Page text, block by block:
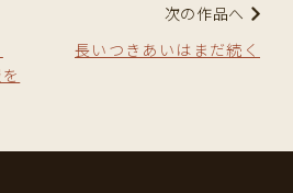
次の作品へ
長いつきあいはまだ続く